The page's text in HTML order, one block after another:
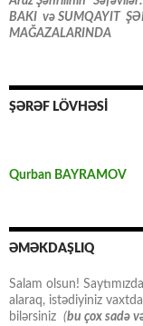
BAKI və SUMQAYIT
MAĞAZALARINDA
ŞƏRƏF LÖVHƏSİ
Qurban BAYRAMOV
ƏMƏKDAŞLIQ
Salam olsun!
alaraq, istədiyiniz
bilərsiniz (bu çox sadə